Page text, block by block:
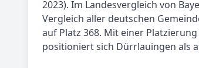
2023). Im Landesvergleich von
Vergleich aller deutschen
auf Platz 368. Mit einer
positioniert sich Dürrlauingen als